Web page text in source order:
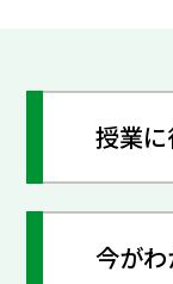
授業
今が